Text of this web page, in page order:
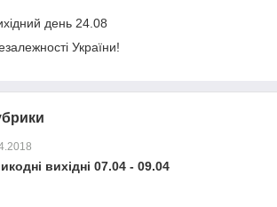
день 24.08
України!
вихідні 07.04 - 09.04